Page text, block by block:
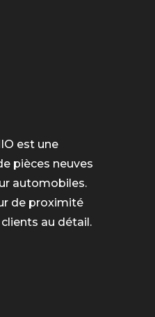
est une
pièces neuves
automobiles.
de proximité
au détail.